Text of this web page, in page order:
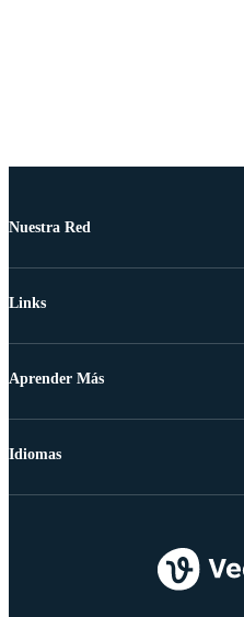
Nuestra Red
Links
Aprender Más
Idiomas